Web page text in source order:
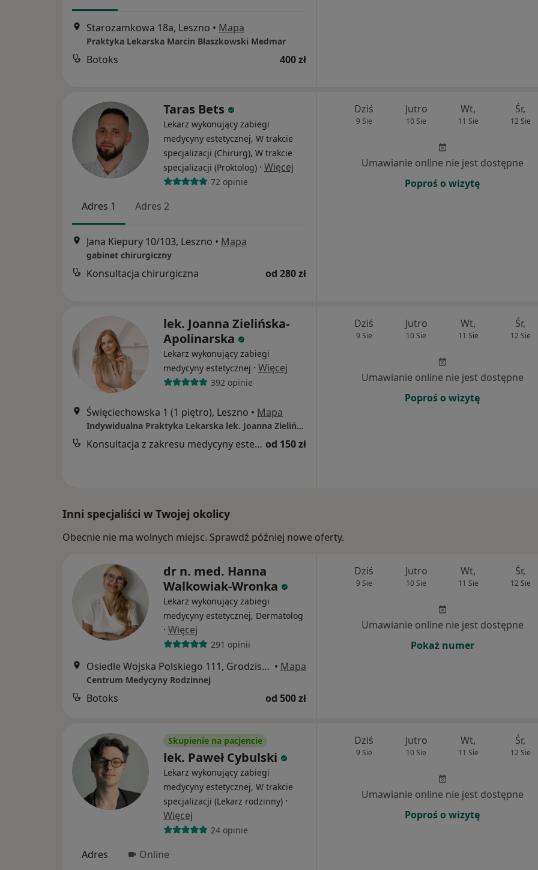
Starozamkowa 18a, Leszno • Mapa
Praktyka Lekarska Marcin Błaszkowski Medmar
Botoks 400 zł
Taras Bets
Lekarz wykonujący zabiegi
medycyny estetycznej, W trakcie
specjalizacji (Chirurg), W trakcie
specjalizacji (Proktolog) · Więcej
72 opinie
Adres 1 Adres 2
Jana Kiepury 10/103, Leszno • Mapa
gabinet chirurgiczny
Konsultacja chirurgiczna od 280 zł
Dziś
9 Sie
Jutro
10 Sie
Wt,
11 Sie
Śr,
12 Sie
Umawianie online nie jest dostępne
Poproś o wizytę
lek. Joanna Zielińska-
Apolinarska
Lekarz wykonujący zabiegi
medycyny estetycznej · Więcej
392 opinie
Święciechowska 1 (1 piętro), Leszno • Mapa
Indywidualna Praktyka Lekarska lek. Joanna Zielińska-Apolinarska "Meridian" Centrum Leczenia Laserem
Konsultacja z zakresu medycyny estetycznej od 150 zł
Dziś
9 Sie
Jutro
10 Sie
Wt,
11 Sie
Śr,
12 Sie
Umawianie online nie jest dostępne
Poproś o wizytę
Inni specjaliści w Twojej okolicy
Obecnie nie ma wolnych miejsc. Sprawdź później nowe oferty.
dr n. med. Hanna
Walkowiak-Wronka
Lekarz wykonujący zabiegi
medycyny estetycznej, Dermatolog
· Więcej
291 opinii
Osiedle Wojska Polskiego 111, Grodzisk Wielkopolski • Mapa
Centrum Medycyny Rodzinnej
Botoks od 500 zł
Dziś
9 Sie
Jutro
10 Sie
Wt,
11 Sie
Śr,
12 Sie
Umawianie online nie jest dostępne
Pokaż numer
Skupienie na pacjencie
lek. Paweł Cybulski
Lekarz wykonujący zabiegi
medycyny estetycznej, W trakcie
specjalizacji (Lekarz rodzinny) ·
Więcej
24 opinie
Adres Online
Dziś
9 Sie
Jutro
10 Sie
Wt,
11 Sie
Śr,
12 Sie
Umawianie online nie jest dostępne
Poproś o wizytę